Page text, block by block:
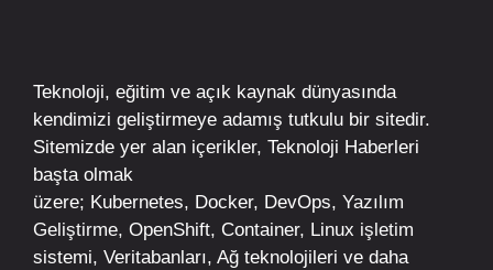
Teknoloji, eğitim ve açık kaynak dünyasında
kendimizi geliştirmeye adamış tutkulu bir sitedir.
Sitemizde yer alan içerikler, Teknoloji Haberleri
başta olmak
üzere; Kubernetes, Docker, DevOps, Yazılım
Geliştirme, OpenShift, Container, Linux işletim
sistemi, Veritabanları, Ağ teknolojileri ve daha